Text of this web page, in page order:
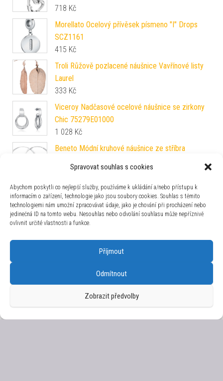
Spravovat souhlas s cookies
Abychom poskytli co nejlepší služby, používáme k ukládání a/nebo přístupu k
informacím o zařízení, technologie jako jsou soubory cookies. Souhlas s těmito
technologiemi nám umožní zpracovávat údaje, jako je chování při procházení nebo
jedinečná ID na tomto webu. Nesouhlas nebo odvolání souhlasu může nepříznivě
ovlivnit určité vlastnosti a funkce.
Příjmout
Odmítnout
Zobrazit předvolby
718 Kč
Morellato Ocelový přívěsek písmeno "I" Drops
SCZ1161
415 Kč
Troli Růžově pozlacené náušnice Vavřínové listy
Laurel
333 Kč
Viceroy Nadčasové ocelové náušnice se zirkony
Chic 75279E01000
1 028 Kč
Beneto Módní kruhové náušnice ze stříbra
Kč
Brilio Silver Okouzlující stříbrné kruhové náušnice
PE077
799Kč
kruhy 2780647
Cutie Diamonds Půvabné kruhové náušnice ze
žlutého zlata s brilianty DZ6433-1794-80-00-X-1
Kč